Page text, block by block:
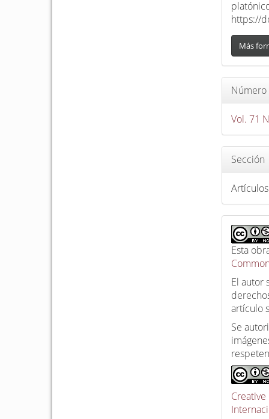
https://
Más
Número
Vol. 71
Sección
Artículos
Esta
El autor
artículo
Se